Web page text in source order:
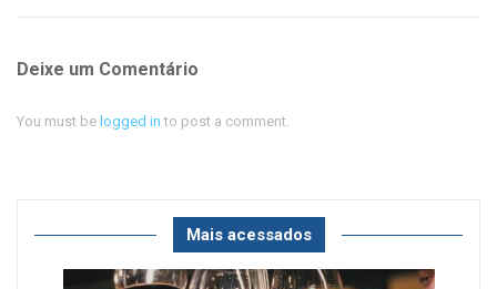
Deixe um Comentário
You must be logged in to post a comment.
Mais acessados